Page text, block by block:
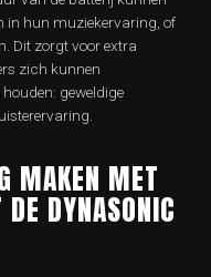
in hun muziekervaring, of
Dit zorgt voor extra
zich kunnen
geweldige
MAKEN MET
DYNASONIC